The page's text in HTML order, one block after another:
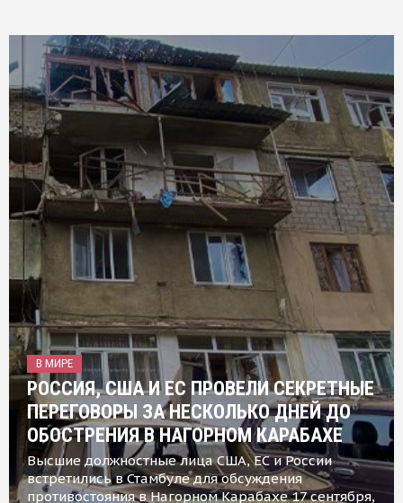
В МИРЕ
РОССИЯ, США И ЕС ПРОВЕЛИ СЕКРЕТНЫЕ
ПЕРЕГОВОРЫ ЗА НЕСКОЛЬКО ДНЕЙ ДО
ОБОСТРЕНИЯ В НАГОРНОМ КАРАБАХЕ
Высшие должностные лица США, ЕС и России
встретились в Стамбуле для обсуждения
противостояния в Нагорном Карабахе 17 сентября,